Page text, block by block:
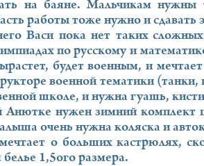
на баяне. Мальчикам
работы тоже нужно и сдавать
Васи пока нет таких
по русскому и
будет военным, и
военной тематики
школе, и нужна гуашь,
Анютке нужен зимний комплект
очень нужна коляска и
о больших кастрюлях,
1,5ого размера.